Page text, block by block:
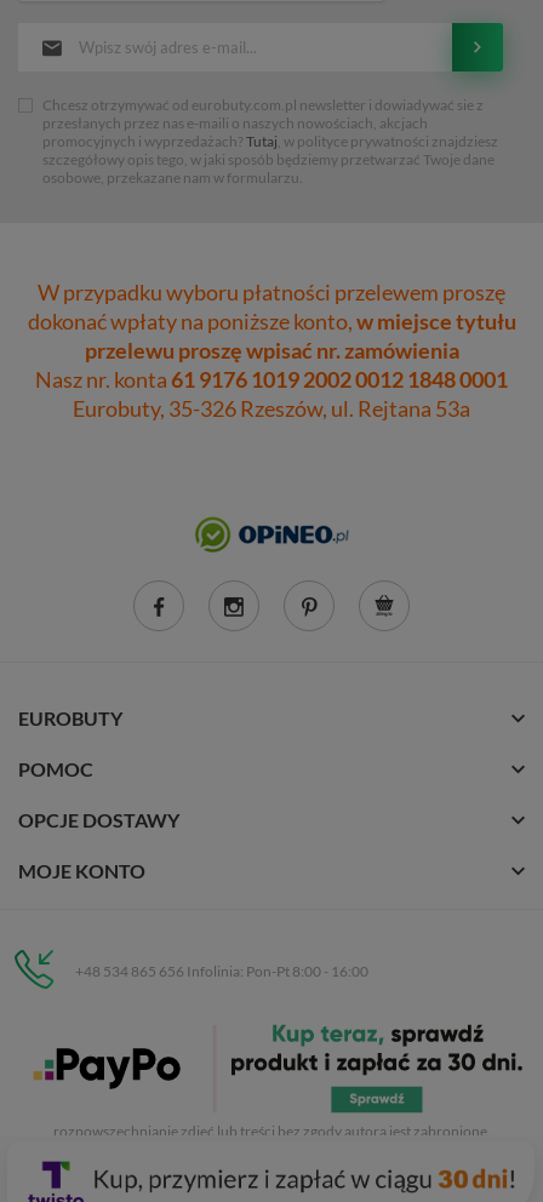
Chcesz otrzymywać od eurobuty.com.pl newsletter i dowiadywać sie z
przesłanych przez nas e-maili o naszych nowościach, akcjach
promocyjnych i wyprzedażach? Tutaj, w polityce prywatności znajdziesz
szczegółowy opis tego, w jaki sposób będziemy przetwarzać Twoje dane
osobowe, przekazane nam w formularzu.
W przypadku wyboru płatności przelewem proszę
dokonać wpłaty na poniższe konto,w miejsce tytułu
przelewu proszę wpisać nr. zamówienia
Nasz nr. konta61 9176 1019 2002 0012 1848 0001
Eurobuty, 35-326 Rzeszów, ul. Rejtana 53a
EUROBUTY
POMOC
OPCJE DOSTAWY
MOJE KONTO
+48 534 865 656 Infolinia: Pon-Pt 8:00 - 16:00
C.H. Respan, Rejtana 53a/250
35-326 Rzeszów
. Kopiowanie, przetwarzanie,
rozpowszechnianie zdjęć lub treści bez zgody autora jest zabronione.